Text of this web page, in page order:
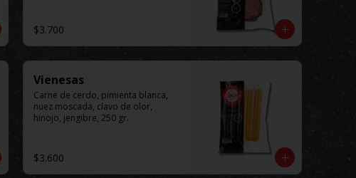
$3.700
Vienesas
Carne de cerdo, pimienta blanca,
nuez moscada, clavo de olor,
hinojo, jengibre, 250 gr.
$3.600